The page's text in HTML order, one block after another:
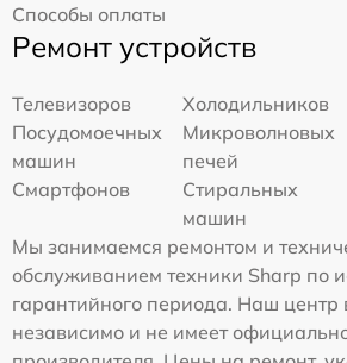
Способы оплаты
Ремонт устройств
Телевизоров
Холодильников
Посудомоечных
машин
Микроволновых
печей
Смартфонов
Стиральных
машин
Мы занимаемся ремонтом и
обслуживанием техники Sharp по
гарантийного периода. Наш центр
независимо и не имеет